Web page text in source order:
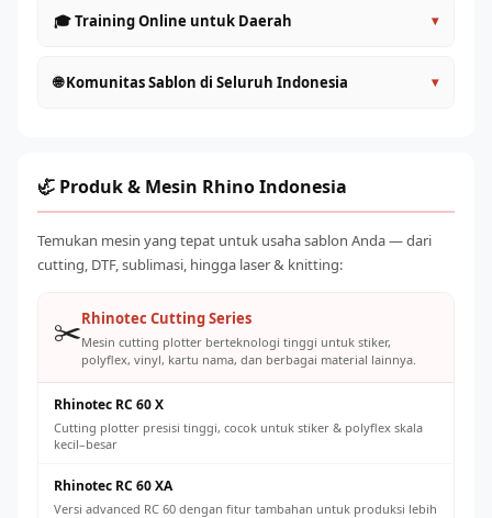
untuk proteksi maksimal
Anteraja, dan jalur khusus
via video call
Pengiriman ke pulau dengan akses terbatas tetap bisa
diatur — konsultasikan dengan tim
🎓 Training Online untuk Daerah ▾
Zoom/WhatsApp Video untuk pelanggan di seluruh
Akses ke grup WhatsApp komunitas pengguna Rhino
Video tutorial tersedia di channel YouTube resmi Rhino
Indonesia
wilayah Jawa dan sekitarnya
🌐 Komunitas Sablon di Seluruh Indonesia ▾
peluang order bisa membantu usaha sablon Anda
🦏 Produk & Mesin Rhino Indonesia
Temukan mesin yang tepat untuk usaha sablon Anda — dari
cutting, DTF, sublimasi, hingga laser & knitting:
✂️Rhinotec Cutting Series
Mesin cutting plotter berteknologi tinggi untuk stiker,
polyflex, vinyl, kartu nama, dan berbagai material lainnya.
Rhinotec RC 60 X
Cutting plotter presisi tinggi, cocok untuk stiker & polyflex skala
kecil–besar
Rhinotec RC 60 XA
Versi advanced RC 60 dengan fitur tambahan untuk produksi lebih